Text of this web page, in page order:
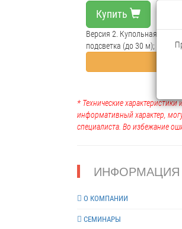
Купить
Версия 2. Купольная
подсветка (до 30 м);
* Технические
информативный характер,
специалиста. Во избежание
ИНФОРМАЦИЯ
О КОМПАНИИ
СЕМИНАРЫ